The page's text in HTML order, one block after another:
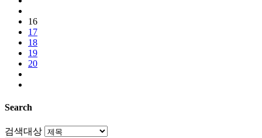
16
17
18
19
20
Search
검색대상